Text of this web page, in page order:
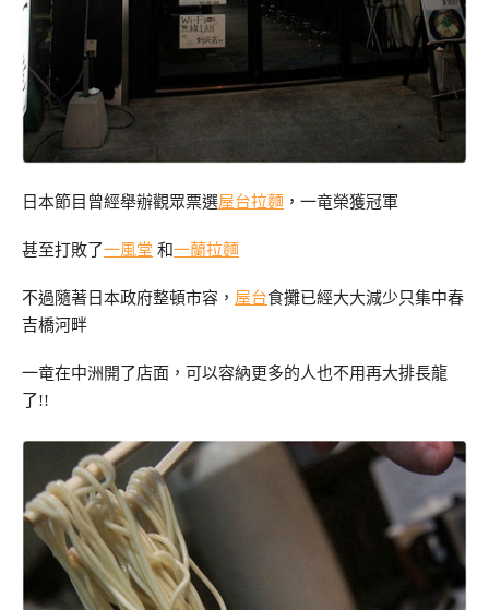
日本節目曾經舉辦觀眾票選屋台拉麵 ，一竜榮獲冠軍
甚至打敗了一風堂 和一蘭拉麵
不過隨著日本政府整頓市容， 屋台食攤已經大大減少只集中春
吉橋河畔
一竜在中洲開了店面，可以容納更多的人也不用再大排長龍
了!!